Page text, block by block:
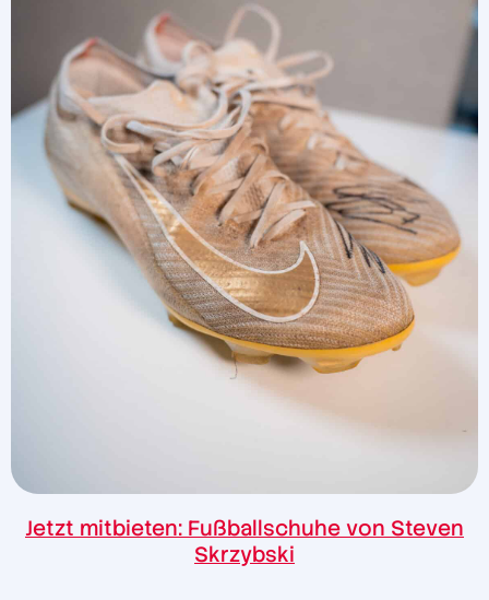
Jetzt mitbieten: Fußballschuhe von Steven
Skrzybski